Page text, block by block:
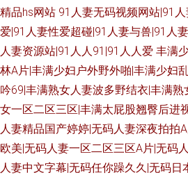
精品hs网站 91人妻无码视频网站|91
爱|91人妻性爱超碰|91人妻与兽|91人
人妻资源站|91人人91|91人人爱 丰满
林A片|丰满少妇户外野外啪|丰满少妇
吟69|丰满熟女人妻波多野结衣|丰满
女一区二区三区|丰满太屁股翘臀后进
人妻精品国产婷婷|无码人妻深夜拍拍
欧美|无码人妻一区二区三区A片|无码
人妻中文字幕|无码任你躁久久|无码日